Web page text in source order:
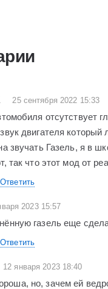
25 сентября 2022 15:33
отсутствует
двигателя
звучать Газель, я в
так что этот мод от
Ответить
2023 15:57
газель еще
Ответить
12 января 2023 18:40
но, зачем ей